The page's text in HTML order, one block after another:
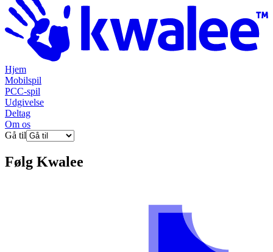
Hjem
Mobilspil
PCC-spil
Udgivelse
Deltag
Om os
Gå til
Følg Kwalee